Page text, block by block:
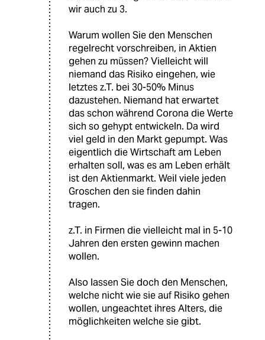
wir auch zu 3.
Warum wollen Sie den Menschen
regelrecht vorschreiben, in Aktien
gehen zu müssen? Vielleicht will
niemand das Risiko eingehen, wie
letztes z.T. bei 30-50% Minus
dazustehen. Niemand hat erwartet
das schon während Corona die Werte
sich so gehypt entwickeln. Da wird
viel geld in den Markt gepumpt. Was
eigentlich die Wirtschaft am Leben
erhalten soll, was es am Leben erhält
ist den Aktienmarkt. Weil viele jeden
Groschen den sie finden dahin
tragen.
z.T. in Firmen die vielleicht mal in 5-10
Jahren den ersten gewinn machen
wollen.
Also lassen Sie doch den Menschen,
welche nicht wie sie auf Risiko gehen
wollen, ungeachtet ihres Alters, die
möglichkeiten welche sie gibt.